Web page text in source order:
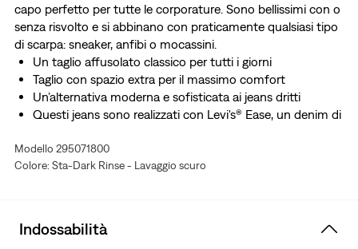
capo perfetto per tutte le corporature. Sono bellissimi con o
senza risvolto e si abbinano con praticamente qualsiasi tipo
di scarpa: sneaker, anfibi o mocassini.
Un taglio affusolato classico per tutti i giorni
Taglio con spazio extra per il massimo comfort
Un’alternativa moderna e sofisticata ai jeans dritti
Questi jeans sono realizzati con Levi's® Ease, un denim di
pensati per migliorare con il passare del tempo, proprio
come i tuoi Levi's® vintage preferiti.
Modello 295071800
Colore: Sta-Dark Rinse - Lavaggio scuro
Indossabilità